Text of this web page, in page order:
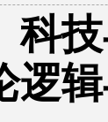
科
逻